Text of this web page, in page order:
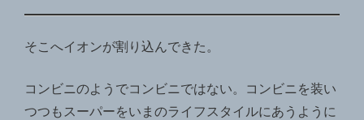
そこへイオンが割り込んできた。
コンビニのようでコンビニではない。コンビニを装い
つつもスーパーをいまのライフスタイルにあうように